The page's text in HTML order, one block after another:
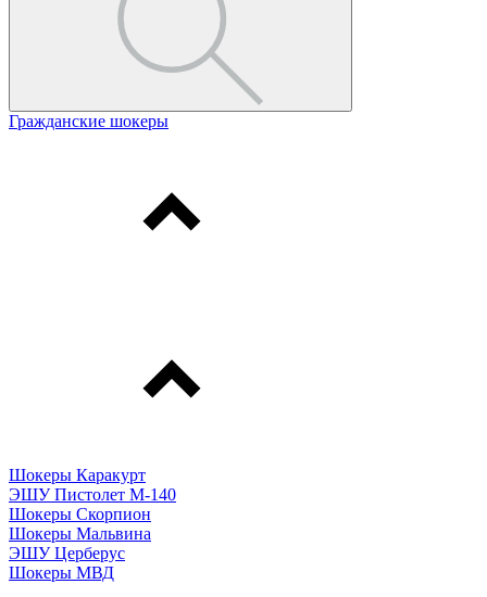
Гражданские шокеры
Шокеры Каракурт
ЭШУ Пистолет М-140
Шокеры Скорпион
Шокеры Мальвина
ЭШУ Церберус
Шокеры МВД